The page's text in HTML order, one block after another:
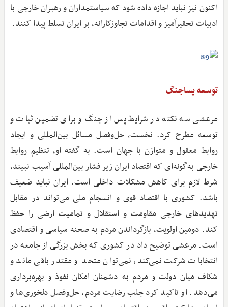
اکنون نیز نباید اجازه داده شود که سیاستمداران و رهبران خارجی با
ادبیات تحقیرآمیز و اقدامات تجاوزکارانه، بر ایران تسلط پیدا کنند.
توسعه پساجنگ
مرعشی سه نکته در شرایط پس از جنگ و برای تضمین ثبات و
توسعه مطرح کرد. نخست، حل‌وفصل مسائل بین‌المللی و ایجاد
روابط معقول و متوازن با جهان است. به گفته او، تنظیم روابط
خارجی به‌گونه‌ای که اقتصاد ایران زیر فشار بین‌المللی آسیب نبیند،
شرط لازم برای کاهش مشکلات داخلی است. ایران نباید ضعیف
باشد. کشوری با اقتصاد قوی و انسجام ملی می‌تواند در مقابل
تهدیدهای خارجی مقاومت و استقلال و تمامیت ارضی را حفظ
کند. دومین اولویت، بازگرداندن مردم به صحنه سیاسی و اقتصادی
است. مرعشی توضیح داد در کشوری که بخش بزرگی از جامعه در
انتخابات شرکت نمی‌کند، نمی‌توان متحد و مقتدر باقی ماند و
شکاف میان دولت و مردم به دشمنان امکان نفوذ و بهره‌برداری
می‌دهد. او تاکید کرد جلب رضایت مردم، حل‌وفصل دلخوری‌ها و